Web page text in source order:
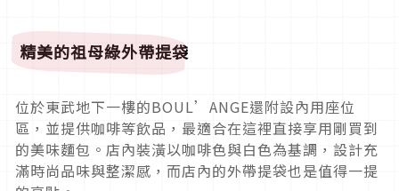
精美的祖母綠外帶提袋
位於東武地下一樓的BOUL’ANGE還附設內用座位
區，並提供咖啡等飲品，最適合在這裡直接享用剛買到
的美味麵包。店內裝潢以咖啡色與白色為基調，設計充
滿時尚品味與整潔感，而店內的外帶提袋也是值得一提